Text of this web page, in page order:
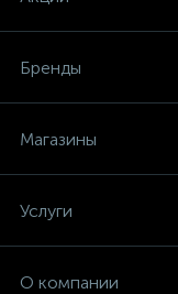
Бренды
Магазины
Услуги
О компании